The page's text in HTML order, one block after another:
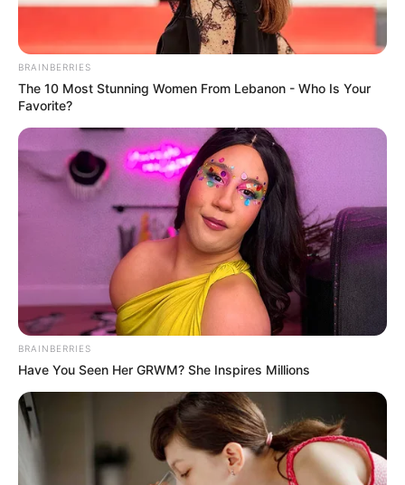
mundo en la vida de pareja.
BRAINBERRIES
The 10 Most Stunning Women From Lebanon - Who Is Your
Favorite?
BRAINBERRIES
Have You Seen Her GRWM? She Inspires Millions